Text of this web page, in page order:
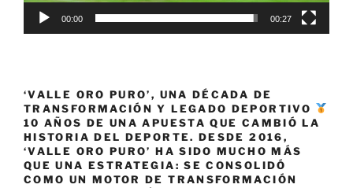
00:00 00:27
‘VALLE ORO PURO’, UNA DÉCADA DE
TRANSFORMACIÓN Y LEGADO DEPORTIVO
10 AÑOS DE UNA APUESTA QUE CAMBIÓ LA
HISTORIA DEL DEPORTE. DESDE 2016,
‘VALLE ORO PURO’ HA SIDO MUCHO MÁS
QUE UNA ESTRATEGIA: SE CONSOLIDÓ
COMO UN MOTOR DE TRANSFORMACIÓN